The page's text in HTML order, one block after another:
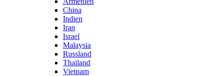
China
Indien
Iran
Israel
Malaysia
Russland
Thailand
Vietnam